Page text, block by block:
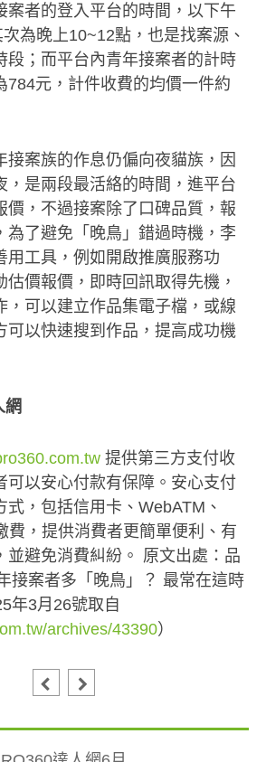
案者的登入平台的時間，以下午
為晚上10~12點，也是找案源、
段；而平台內青年接案者的計時
784元，計件收費的均價一件約
接案族的作息仍偏向夜貓族，因
，是兩段最活絡的時間，進平台
價，不過接案除了口碑品質，報
為了避免「晚鳥」錯過時機，李
用工具，例如開啟推廣服務功
估價報價，即時回訊取得先機，
，可以建立作品集電子檔，或線
可以快速搜到作品，提高成功機
網
提供第三方支付收
可以安心付款有保障。安心支付
式，包括信用卡、WebATM、
費，提供消費者更簡單便利、有
並避免消費糾紛。 原文出處：品
接案者多「晚鳥」？ 最常在這時
年3月26號取自
archives/43390）